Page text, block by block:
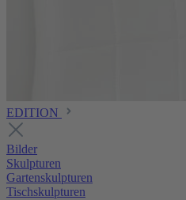
EDITION
Bilder
Skulpturen
Gartenskulpturen
Tischskulpturen